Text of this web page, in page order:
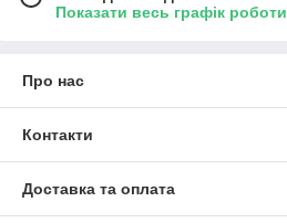
Показати весь графік роботи
Про нас
Контакти
Доставка та оплата